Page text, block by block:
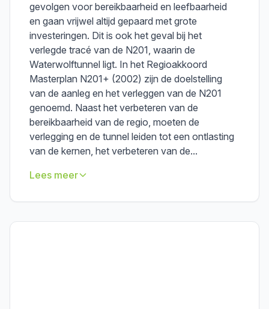
gevolgen voor bereikbaarheid en leefbaarheid
en gaan vrijwel altijd gepaard met grote
investeringen. Dit is ook het geval bij het
verlegde tracé van de N201, waarin de
Waterwolftunnel ligt. In het Regioakkoord
Masterplan N201+ (2002) zijn de doelstelling
van de aanleg en het verleggen van de N201
genoemd. Naast het verbeteren van de
bereikbaarheid van de regio, moeten de
verlegging en de tunnel leiden tot een ontlasting
van de kernen, het verbeteren van de...
Lees meer